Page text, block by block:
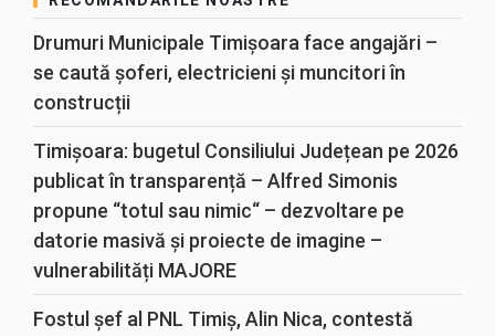
Drumuri Municipale Timișoara face angajări –
se caută șoferi, electricieni și muncitori în
construcții
Timișoara: bugetul Consiliului Județean pe 2026
publicat în transparență – Alfred Simonis
propune “totul sau nimic“ – dezvoltare pe
datorie masivă și proiecte de imagine –
vulnerabilități MAJORE
Fostul șef al PNL Timiș, Alin Nica, contestă